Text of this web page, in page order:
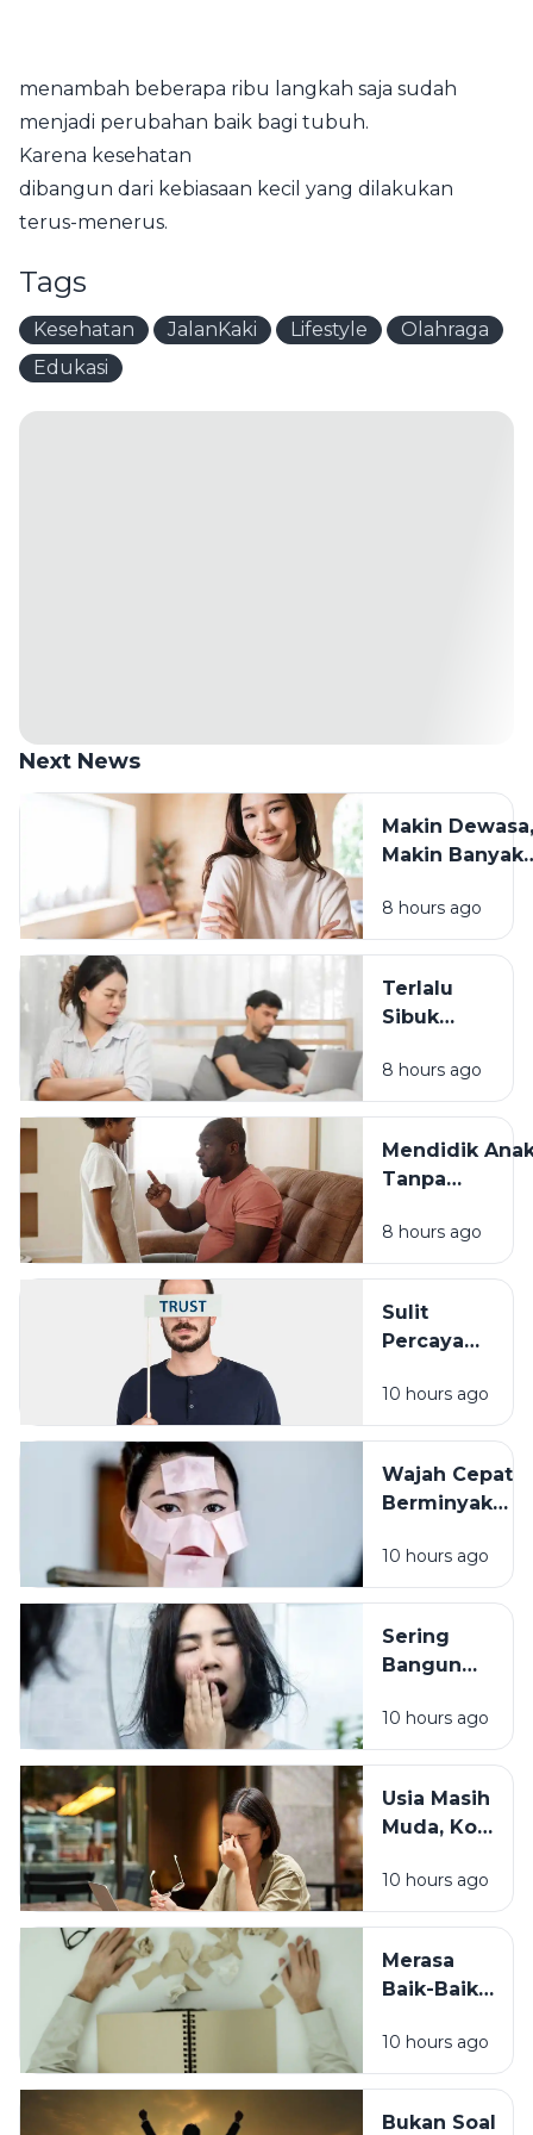
menambah beberapa ribu langkah saja sudah
menjadi perubahan baik bagi tubuh.
Karena kesehatan
dibangun dari kebiasaan kecil yang dilakukan
terus-menerus.
Tags
Kesehatan JalanKaki Lifestyle
Olahraga
Edukasi
Next News
Makin Dewasa,
Makin Banyak
Cara Tetap
Waras
8 hours ago
Terlalu
Sibuk
Dampaknya
pada
dengan
Keluarga
8 hours ago
Mendidik
Tanpa
Cara
yang Sering
8 hours ago
Sulit
Percaya
Pengalaman
Masa Lalu
Punya Peran
10 hours ago
Wajah Cepat
Berminyak
Karena
Cuaca, Ini
Kemungkinan
Penyebabnya
10 hours ago
Sering
Bangun
Wajah
Kusam?
Periksa 7
Kebiasaan
Tidur Ini
10 hours ago
Usia Masih
Muda, Kok
Cepat
Capek? Ini
yang
Sering
10 hours ago
Merasa
Baik-Baik
Tanda
Tubuh
10 hours ago
Bukan Soal